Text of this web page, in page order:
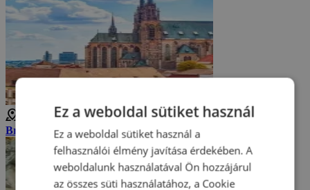
Brnó
Ez a weboldal sütiket használ
Ez a weboldal sütiket használ a
felhasználói élmény javítása érdekében. A
weboldalunk használatával Ön hozzájárul
az összes süti használatához, a Cookie